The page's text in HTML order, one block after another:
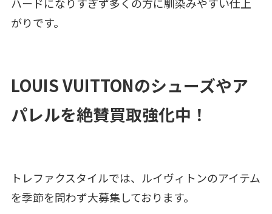
ハードになりすぎず多くの方に馴染みやすい仕上
がりです。
LOUIS VUITTONのシューズやア
パレルを絶賛買取強化中！
トレファクスタイルでは、ルイヴィトンのアイテム
を季節を問わず大募集しております。